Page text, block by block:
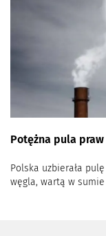
Potężna pula
Polska uzbierała
węgla, wartą w sumie